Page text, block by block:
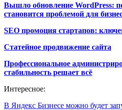
Вышло обновление WordPress:
становится проблемой для
SEO промоция стартапов:
Статейное продвижение сайта
Профессиональное
стабильность решает всё
Интересное:
В Яндекс Бизнесе можно будет